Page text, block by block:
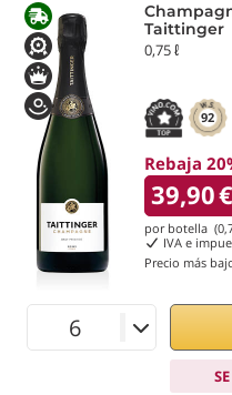
Taittinger
0,75 ℓ
92
Rebaja
39,90€
por botella
IVA e
Precio más